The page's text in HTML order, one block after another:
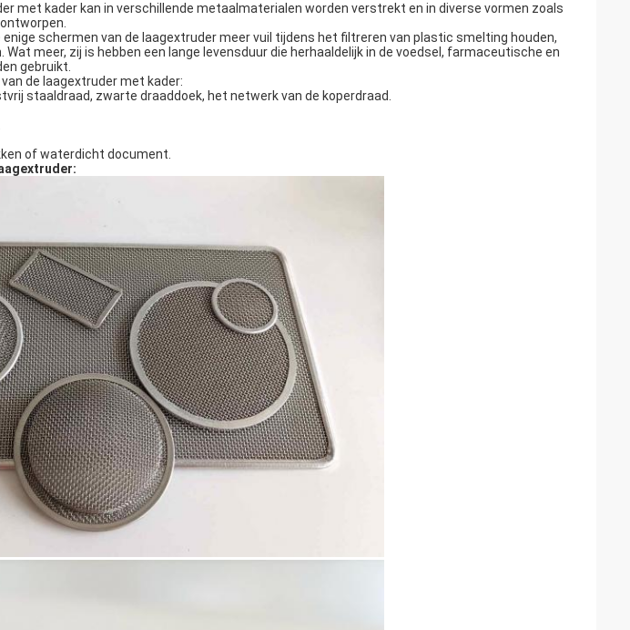
met kader kan in verschillende metaalmaterialen worden verstrekt en in diverse vormen zoals
schermen van de laagextruder meer vuil tijdens het filtreren van plastic smelting houden,
meer, zij is hebben een lange levensduur die herhaaldelijk in de voedsel, farmaceutische en
gebruikt.
de laagextruder met kader:
staaldraad, zwarte draaddoek, het netwerk van de koperdraad.
of waterdicht document.
: